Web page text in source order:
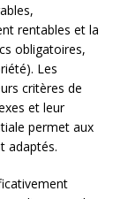
rentables et la
obligatoires,
Les
critères de
et leur
permet aux
adaptés.